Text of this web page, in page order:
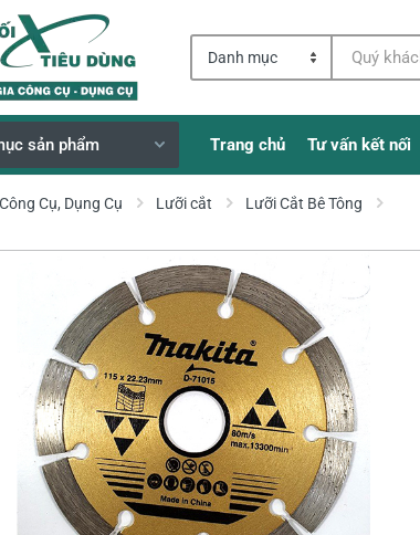
Phí
Kiện
Kiện
sản phẩm Trang chủ Tư vấn kết nối
Công Cụ, Dụng Cụ Lưỡi cắt Lưỡi Cắt Bê Tông